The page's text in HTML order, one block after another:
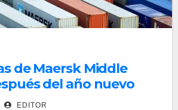
de Maersk Middle
del año nuevo
EDITOR